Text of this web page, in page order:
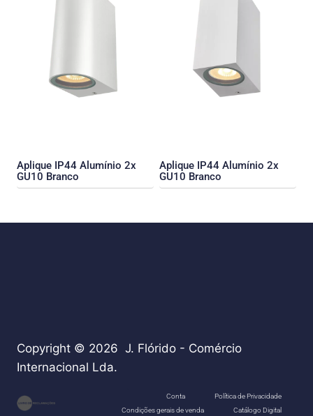
Aplique IP44 Alumínio 2x
GU10 Branco
Aplique IP44 Alumínio 2x
GU10 Branco
Copyright © 2026 J. Flórido - Comércio
Internacional Lda.
Conta
Política de Privacidade
Condições gerais de venda
Catálogo Digital